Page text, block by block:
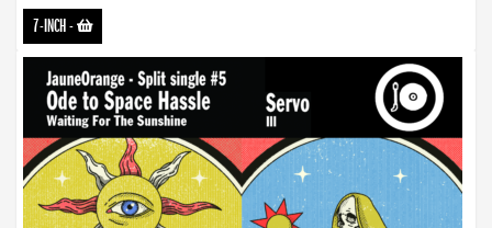
7-INCH-